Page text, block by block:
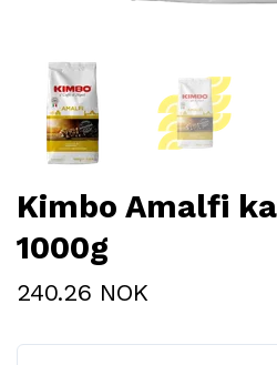
Kimbo Amalfi
1000g
240.26 NOK